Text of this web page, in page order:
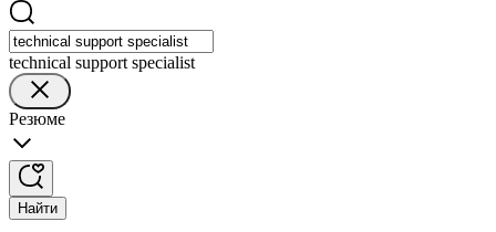
technical support specialist
Резюме
Найти